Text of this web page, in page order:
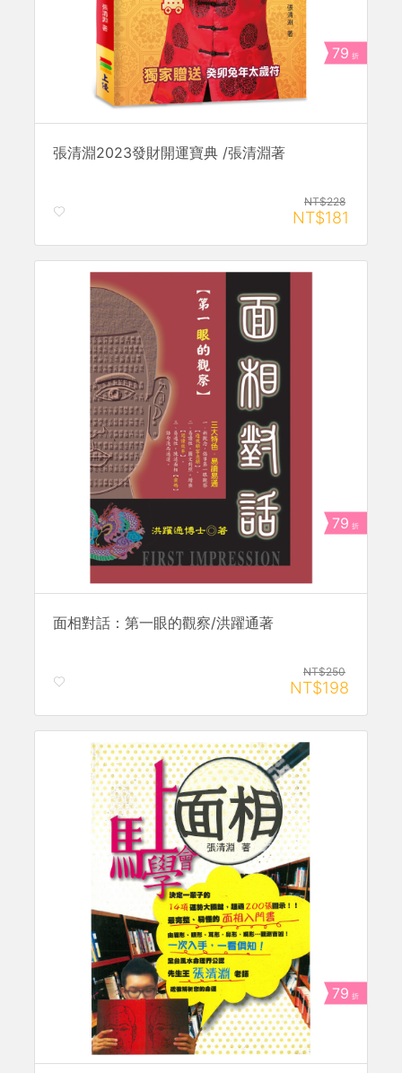
79 折
張清淵2023發財開運寶典 /張清淵著
NT$228
NT$181
79 折
面相對話：第一眼的觀察/洪躍通著
NT$250
NT$198
79 折